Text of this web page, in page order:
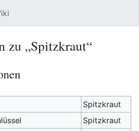
zu „Spitzkraut“
Spitzkraut
Spitzkraut